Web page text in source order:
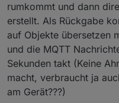
rumkommt und dann
erstellt. Als Rückgabe
auf Objekte übersetzen
und die MQTT
Sekunden takt (Keine
macht, verbraucht ja
am Gerät???)